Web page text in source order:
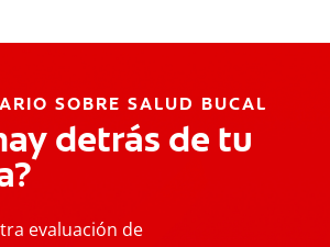
SOBRE SALUD BUCAL
detrás de tu
evaluación de